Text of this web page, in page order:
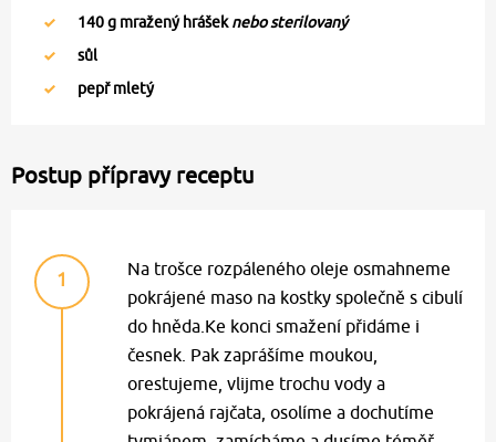
140g mražený hrášeknebo sterilovaný
sůl
pepř mletý
Postup přípravy receptu
1
Na trošce rozpáleného oleje osmahneme
pokrájené maso na kostky společně s cibulí
do hněda.Ke konci smažení přidáme i
česnek. Pak zaprášíme moukou,
orestujeme, vlijme trochu vody a
pokrájená rajčata, osolíme a dochutíme